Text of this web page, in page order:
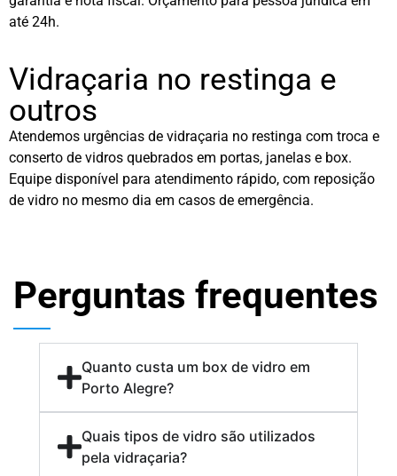
até 24h.
Vidraçaria no restinga e
outros
Atendemos urgências de vidraçaria no restinga com troca e
conserto de vidros quebrados em portas, janelas e box.
Equipe disponível para atendimento rápido, com reposição
de vidro no mesmo dia em casos de emergência.
Perguntas frequentes
Quanto custa um box de vidro em
Porto Alegre?
Quais tipos de vidro são utilizados
pela vidraçaria?